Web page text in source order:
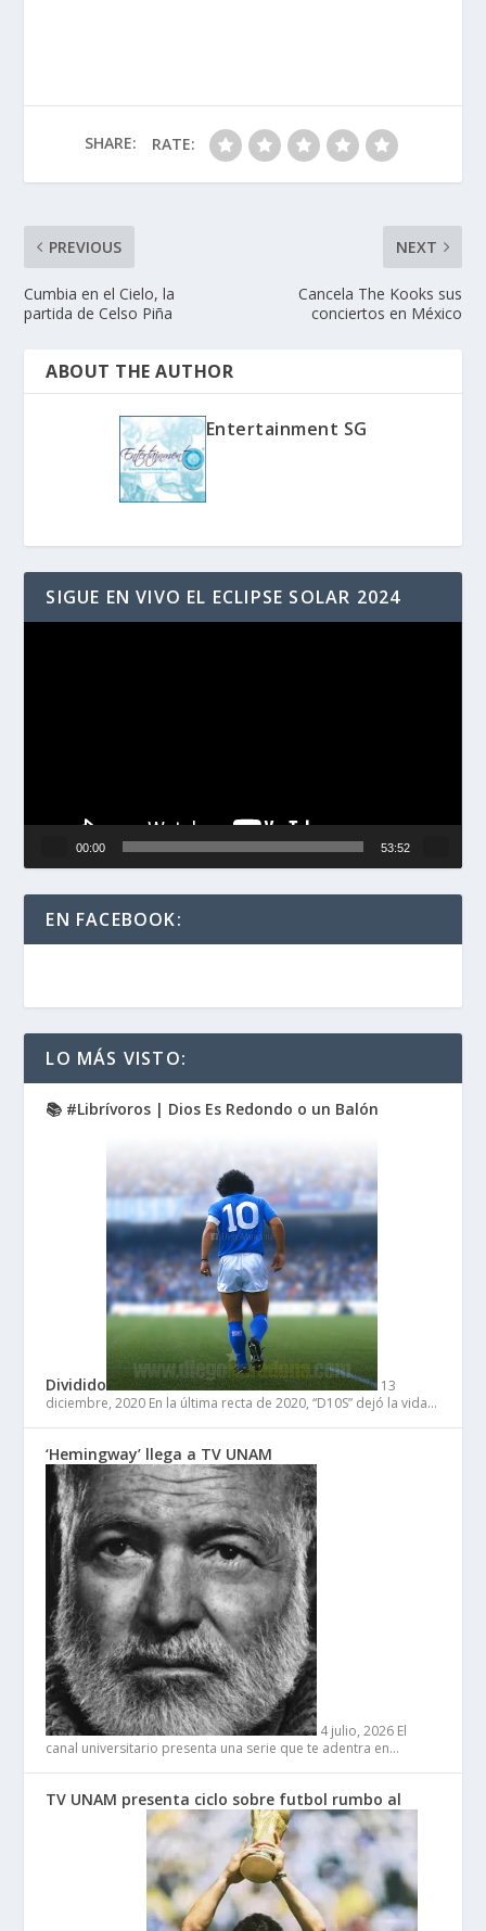
SHARE: RATE:
PREVIOUS
Cumbia en el Cielo, la
partida de Celso Piña
NEXT
Cancela The Kooks sus
conciertos en México
ABOUT THE AUTHOR
Entertainment SG
SIGUE EN VIVO EL ECLIPSE SOLAR 2024
00:00 53:52
EN FACEBOOK:
LO MÁS VISTO:
📚 #Librívoros | Dios Es Redondo o un Balón
Dividido
13
diciembre, 2020 En la última recta de 2020, “D10S” dejó la vida…
‘Hemingway’ llega a TV UNAM
4 julio, 2026 El
canal universitario presenta una serie que te adentra en…
TV UNAM presenta ciclo sobre futbol rumbo al